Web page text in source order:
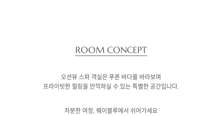
ROOM CONCEPT
오션뷰 스파 객실은 푸른 바다를 바라보며
프라이빗한 힐링을 만끽하실 수 있는 특별한 공간입니다.
차분한 여정, 웨이블루에서 쉬어가세요